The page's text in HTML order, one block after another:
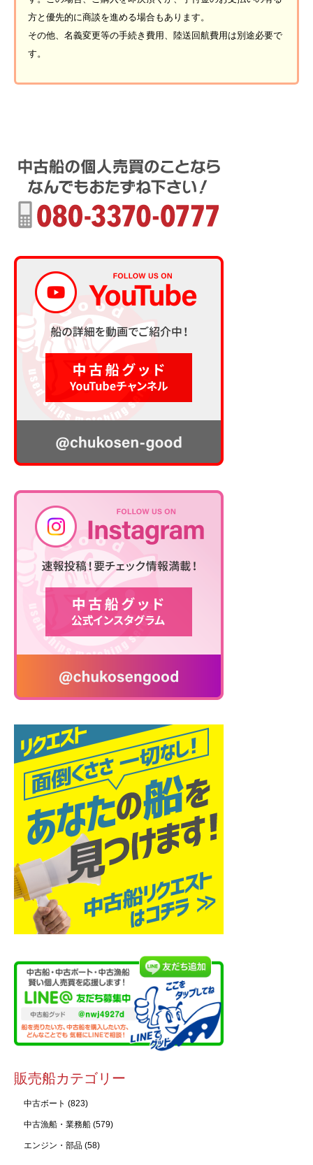
方と優先的に商談を進める場合もあります。
その他、名義変更等の手続き費用、陸送回航費用は別途必要で
す。
販売船カテゴリー
中古ボート (823)
中古漁船・業務船 (579)
エンジン・部品 (58)